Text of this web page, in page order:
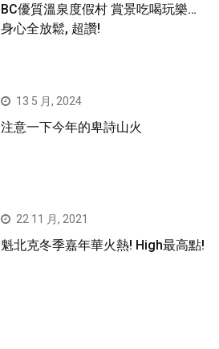
BC優質溫泉度假村 賞景吃喝玩樂…
身心全放鬆, 超讚!
13 5 月, 2024
注意一下今年的卑詩山火
22 11 月, 2021
魁北克冬季嘉年華火熱! High最高點!